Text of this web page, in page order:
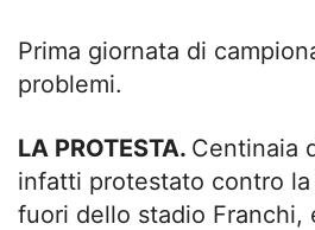
Prima giornata di
problemi.
LA PROTESTA. Centinaia
infatti protestato contro
fuori dello stadio Franchi,